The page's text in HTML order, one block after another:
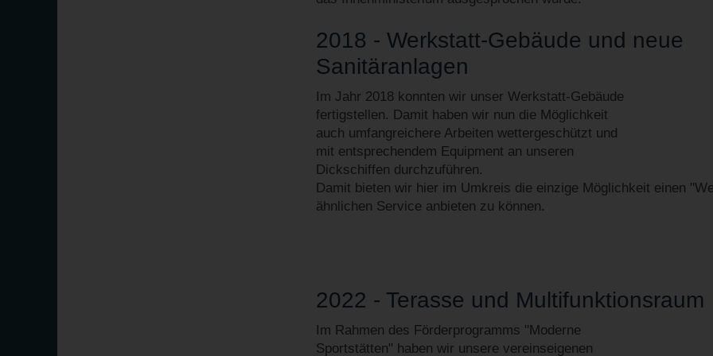
2018 - Werkstatt-Gebäude und neue
Sanitäranlagen
Im Jahr 2018 konnten wir unser Werkstatt-Gebäude
fertigstellen. Damit haben wir nun die Möglichkeit
auch umfangreichere Arbeiten wettergeschützt und
mit entsprechendem Equipment an unseren
Dickschiffen durchzuführen.
Damit bieten wir hier im Umkreis die einzige Möglichkeit einen
ähnlichen Service anbieten zu können.
2022 - Terasse und Multifunktionsraum
Im Rahmen des Förderprogramms "Moderne
Sportstätten" haben wir unsere vereinseigenen